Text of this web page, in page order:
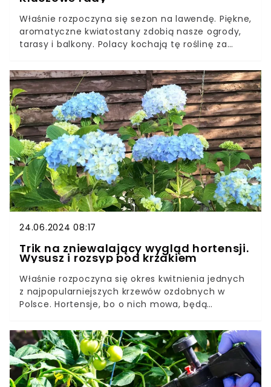
Właśnie rozpoczyna się sezon na lawendę. Piękne,
aromatyczne kwiatostany zdobią nasze ogrody,
tarasy i balkony. Polacy kochają tę roślinę za
urzekający wygląd.Aby wydobyć pełen potencjał
z tej niezwykłej byliny, warto przyłożyć się do jej
pielęgnacji. Nie ma ona wygórowanych wymagań,
ale jest coś, czego potrzebuje do obfitego
kwitnienia. Mowa tu o podcinaniu lawendy.
24.06.2024 08:17
Trik na zniewalający wygląd hortensji.
Wysusz i rozsyp pod krzakiem
Właśnie rozpoczyna się okres kwitnienia jednych
z najpopularniejszych krzewów ozdobnych w
Polsce. Hortensje, bo o nich mowa, będą
zastosujemy jeden prosty trik.Sekret zdrowego
wzrostu i obfitego kwitnienia hortensji tkwi w
zastosowaniu odpowiedniej odżywki, która
wzmocni roślinę i zapewni jej optymalne warunki
do rozwoju młodych pędów, liści i kwiatów.